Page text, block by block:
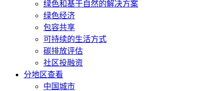
绿色和基于自然的解决方案
绿色经济
包容共享
可持续的生活方式
碳排放评估
社区投融资
分地区查看
中国城市